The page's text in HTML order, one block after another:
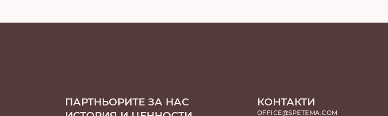
ПАРТНЬОРИТЕ ЗА НАС
КОНТАКТИ
OFFICE@SPETEMA.COM